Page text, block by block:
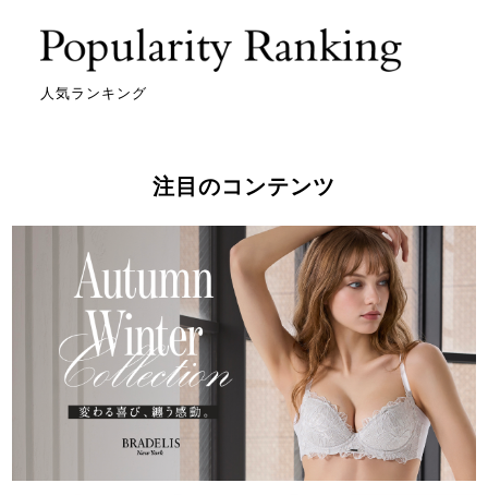
人気ランキング
注目のコンテンツ